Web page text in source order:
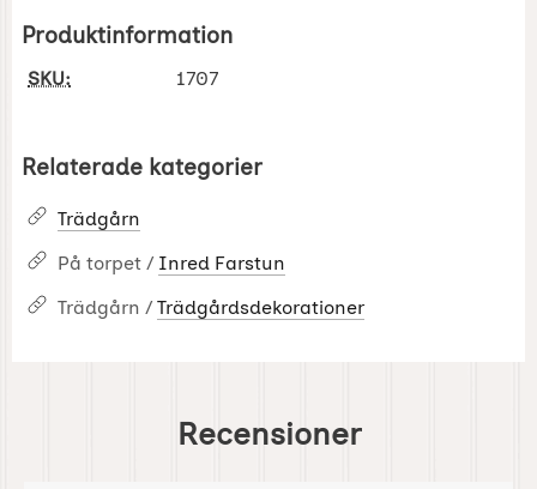
Produktinformation
SKU: 1707
Relaterade kategorier
Trädgårn
På torpet / Inred Farstun
Trädgårn / Trädgårdsdekorationer
Recensioner